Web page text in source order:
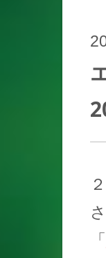
「